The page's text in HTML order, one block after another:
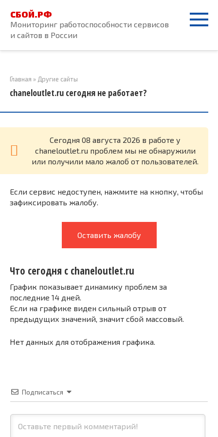
контенту
СБОЙ.РФ
Мониторинг работоспособности сервисов
и сайтов в России
Главная » Другие сайты
chaneloutlet.ru сегодня не работает?
Cегодня 08 августа 2026 в работе у
chaneloutlet.ru проблем мы не обнаружили
или получили мало жалоб от пользователей.
Если сервис недоступен, нажмите на кнопку, чтобы
зафиксировать жалобу.
Оставить жалобу
Что сегодня с chaneloutlet.ru
График показывает динамику проблем за
последние 14 дней.
Если на графике виден сильный отрыв от
предыдущих значений, значит сбой массовый.
Нет данных для отображения графика.
Подписаться